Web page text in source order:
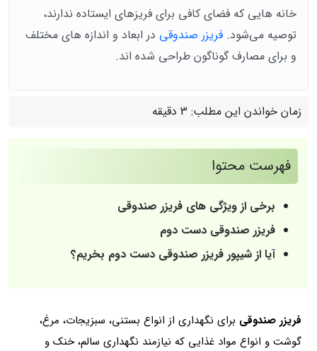
خانه‌ هایی که فضای کافی برای فریزهای ایستاده ندارند،
توصیه می‌شود. فریزر صندوقی در ابعاد و اندازه‌ های مختلف
و برای مصارف گوناگون طراحی شده‌ اند.
زمان خواندن این مطلب: 3 دقیقه
فهرست محتوا
برخی از ویژگی های فریزر صندوقی
فریزر صندوقی دست دوم
آیا از شیپور فریزر صندوقی دست دوم بخریم؟
فریزر صندوقی برای نگهداری از انواع بستنی، سبزیجات، مرغ،
گوشت و انواع مواد غذایی که نیازمند نگهداری سالم، خنک و